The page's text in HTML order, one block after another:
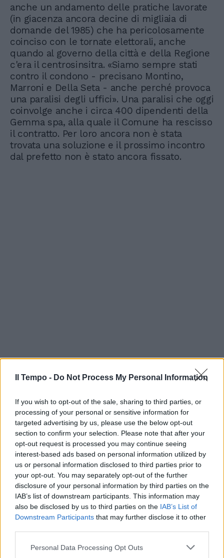
Il Tempo - Do Not Process My Personal Information
If you wish to opt-out of the sale, sharing to third parties, or
processing of your personal or sensitive information for
targeted advertising by us, please use the below opt-out
section to confirm your selection. Please note that after your
opt-out request is processed you may continue seeing
interest-based ads based on personal information utilized by
us or personal information disclosed to third parties prior to
your opt-out. You may separately opt-out of the further
disclosure of your personal information by third parties on the
IAB’s list of downstream participants. This information may
also be disclosed by us to third parties on the IAB’s List of
Downstream Participants that may further disclose it to other
Personal Data Processing Opt Outs
anche un andamento delle pratiche lavorate
(in giacenza ancora decine di migliaia di
domande del 1985) che ha pericolosamente
coinciso con le tornate elettorali, anche
quando al governo della città e della Regione
c'era il centrosinsitra. «Siamo sempre stati
contro il condono - precisano Montino,
Marroni e Della Seta - anche perché provoca
una paralisi degli uffici». Una paralisi che oggi
coinvolge anche i circa 400 dipendenti della
Gemma spa, alla quale il Comune ha rescisso
il contratto. Per loro ancora non è stata
trovata una soluzione e il prossimo incontro
dal prefetto non è stato ancora fissato.
In evidenza